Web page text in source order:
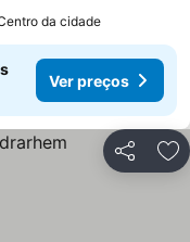
da cidade
Ver preços
Partilhar